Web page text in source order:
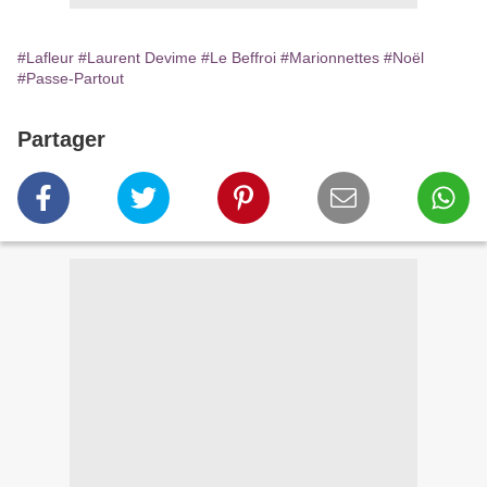
#Lafleur #Laurent Devime #Le Beffroi #Marionnettes #Noël
#Passe-Partout
Partager